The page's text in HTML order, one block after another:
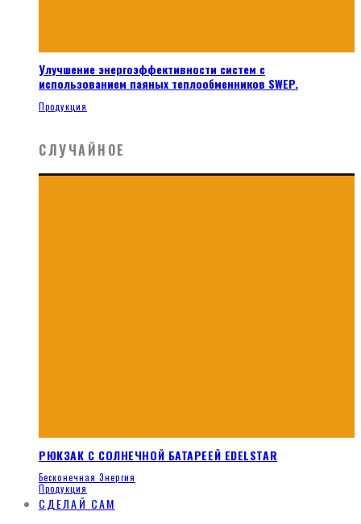
Улучшение энергоэффективности систем с
использованием паяных теплообменников SWEP.
Продукция
СЛУЧАЙНОЕ
РЮКЗАК С СОЛНЕЧНОЙ БАТАРЕЕЙ EDELSTAR
Бесконечная Энергия
Продукция
СДЕЛАЙ САМ